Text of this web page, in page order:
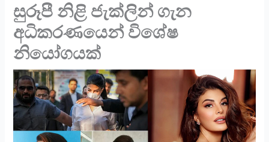
සුරූපී නිළි ජැක්ලින් ගැන
අධිකරණයෙන් විශේෂ
නියෝගයක්